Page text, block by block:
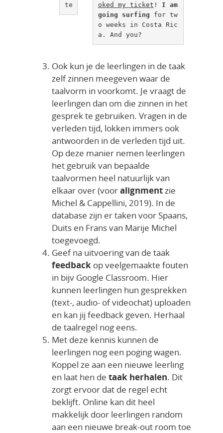
te
oked my ticket ! I am
going surfing for tw
o weeks in Costa Ric
a. And you?
Ook kun je de leerlingen in de taak
zelf zinnen meegeven waar de
taalvorm in voorkomt. Je vraagt de
leerlingen dan om die zinnen in het
gesprek te gebruiken. Vragen in de
verleden tijd, lokken immers ook
antwoorden in de verleden tijd uit.
Op deze manier nemen leerlingen
het gebruik van bepaalde
taalvormen heel natuurlijk van
elkaar over (vooralignmentzie
Michel & Cappellini, 2019). In de
database zijn er taken voor Spaans,
Duits en Frans van Marije Michel
toegevoegd.
Geef na uitvoering van de taak
feedback op veelgemaakte fouten
in bijv Google Classroom. Hier
kunnen leerlingen hun gesprekken
(text-, audio- of videochat) uploaden
en kan jij feedback geven. Herhaal
de taalregel nog eens.
Met deze kennis kunnen de
leerlingen nog een poging wagen.
Koppel ze aan een nieuwe leerling
en laat hen de taak herhalen. Dit
zorgt ervoor dat de regel echt
beklijft. Online kan dit heel
makkelijk door leerlingen random
aan een nieuwe break-out room toe